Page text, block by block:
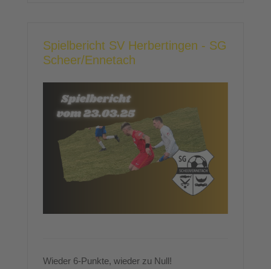
Spielbericht SV Herbertingen - SG
Scheer/Ennetach
Wieder 6-Punkte, wieder zu Null!